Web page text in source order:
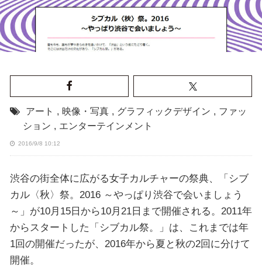
アート , 映像・写真 , グラフィックデザイン , ファッ
ション , エンターテインメント
2016/9/8 10:12
渋谷の街全体に広がる女子カルチャーの祭典、「シブ
カル〈秋〉祭。2016 ～やっぱり渋谷で会いましょう
～」が10月15日から10月21日まで開催される。2011年
からスタートした「シブカル祭。」は、これまでは年
1回の開催だったが、2016年から夏と秋の2回に分けて
開催。